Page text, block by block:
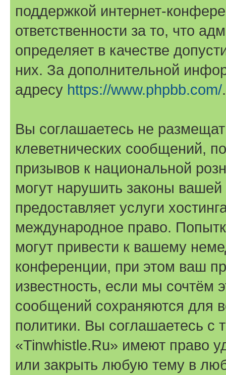
поддержкой интернет-
ответственности за то, что
определяет в качестве
них. За дополнительной
адресу https://www.phpbb.com/.
Вы соглашаетесь не
клеветнических сообщений,
призывов к национальной
могут нарушить законы
предоставляет услуги
международное право.
могут привести к вашему
конференции, при этом ваш
известность, если мы сочтём
сообщений сохраняются для
политики. Вы соглашаетесь
«Tinwhistle.Ru» имеют право
или закрыть любую тему в